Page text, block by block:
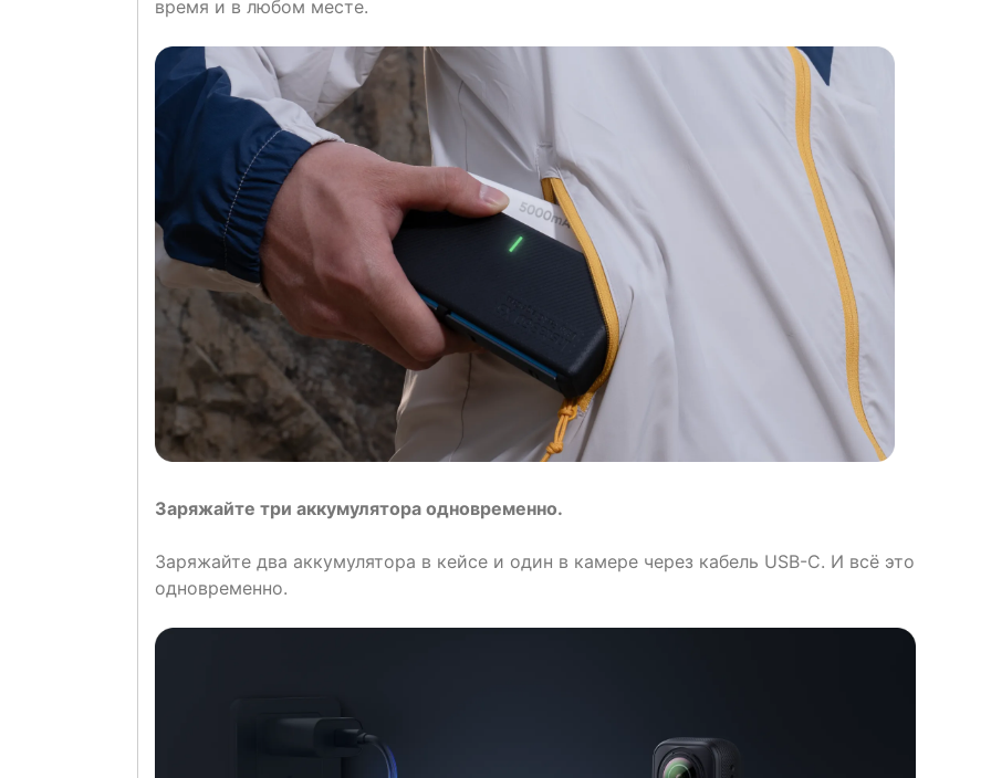
время и в любом месте.
Заряжайте три аккумулятора одновременно.
Заряжайте два аккумулятора в кейсе и один в камере через кабель USB-C. И всё это
одновременно.